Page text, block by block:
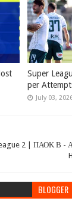
Super
per
July 03,
2 | ΠΑΟΚ Β -
BLOGGER